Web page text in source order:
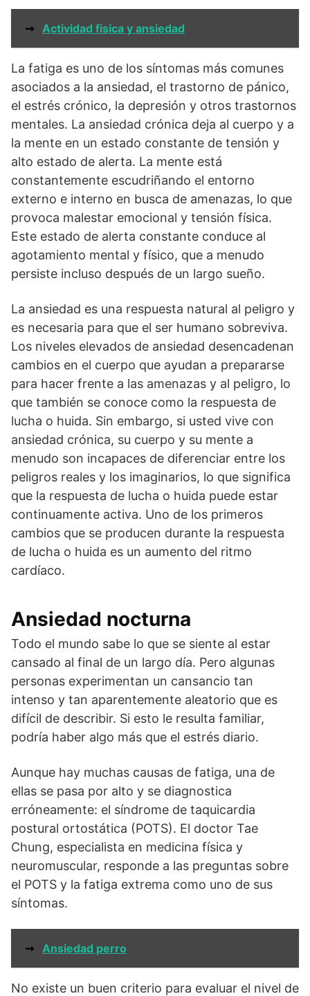
➞ Actividad fisica y ansiedad
La fatiga es uno de los síntomas más comunes
asociados a la ansiedad, el trastorno de pánico,
el estrés crónico, la depresión y otros trastornos
mentales. La ansiedad crónica deja al cuerpo y a
la mente en un estado constante de tensión y
alto estado de alerta. La mente está
constantemente escudriñando el entorno
externo e interno en busca de amenazas, lo que
provoca malestar emocional y tensión física.
Este estado de alerta constante conduce al
agotamiento mental y físico, que a menudo
persiste incluso después de un largo sueño.
La ansiedad es una respuesta natural al peligro y
es necesaria para que el ser humano sobreviva.
Los niveles elevados de ansiedad desencadenan
cambios en el cuerpo que ayudan a prepararse
para hacer frente a las amenazas y al peligro, lo
que también se conoce como la respuesta de
lucha o huida. Sin embargo, si usted vive con
ansiedad crónica, su cuerpo y su mente a
menudo son incapaces de diferenciar entre los
peligros reales y los imaginarios, lo que significa
que la respuesta de lucha o huida puede estar
continuamente activa. Uno de los primeros
cambios que se producen durante la respuesta
de lucha o huida es un aumento del ritmo
cardíaco.
Ansiedad nocturna
Todo el mundo sabe lo que se siente al estar
cansado al final de un largo día. Pero algunas
personas experimentan un cansancio tan
intenso y tan aparentemente aleatorio que es
difícil de describir. Si esto le resulta familiar,
podría haber algo más que el estrés diario.
Aunque hay muchas causas de fatiga, una de
ellas se pasa por alto y se diagnostica
erróneamente: el síndrome de taquicardia
postural ortostática (POTS). El doctor Tae
Chung, especialista en medicina física y
neuromuscular, responde a las preguntas sobre
el POTS y la fatiga extrema como uno de sus
síntomas.
➞ Ansiedad perro
No existe un buen criterio para evaluar el nivel de